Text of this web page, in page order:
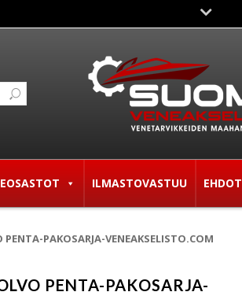
ILMASTOVASTUU EHDOT
PAKOSARJA-VENEAKSELISTO.COM
PENTA-PAKOSARJA-